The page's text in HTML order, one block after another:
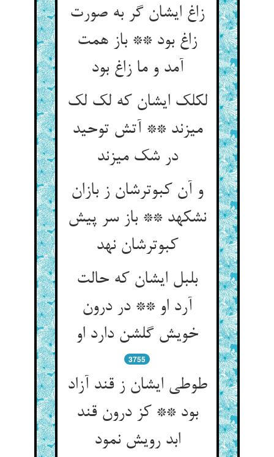
زاغ ایشان گر به صورت
زاغ بود ** باز همت
آمد و ما زاغ بود
لکلک ایشان که لک لک
می‏زند ** آتش توحید
در شک می‏زند
و آن کبوترشان ز بازان
نشکهد ** باز سر پیش
کبوترشان نهد
بلبل ایشان که حالت
آرد او ** در درون
خویش گلشن دارد او
3755
طوطی ایشان ز قند آزاد
بود ** کز درون قند
ابد رویش نمود